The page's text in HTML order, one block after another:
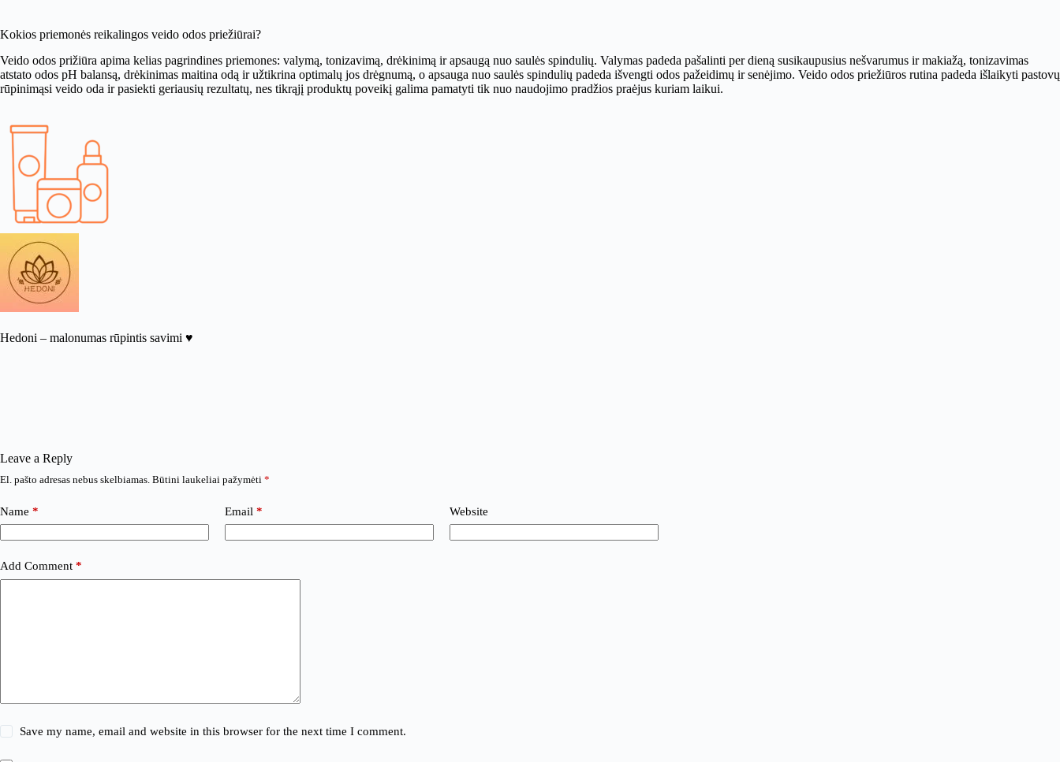
Kokios priemonės reikalingos veido odos priežiūrai?
Veido odos prižiūra apima kelias pagrindines priemones: valymą, tonizavimą, drėkinimą ir apsaugą nuo saulės spindulių. Valymas padeda pašalinti per dieną susikaupusius nešvarumus ir makiažą, tonizavimas
atstato odos pH balansą, drėkinimas maitina odą ir užtikrina optimalų jos drėgnumą, o apsauga nuo saulės spindulių padeda išvengti odos pažeidimų ir senėjimo. Veido odos priežiūros rutina padeda išlaikyti pastovų
rūpinimąsi veido oda ir pasiekti geriausių rezultatų, nes tikrąjį produktų poveikį galima pamatyti tik nuo naudojimo pradžios praėjus kuriam laikui.
Hedoni – malonumas rūpintis savimi ♥
Leave a Reply
El. pašto adresas nebus skelbiamas. Būtini laukeliai pažymėti *
Name * Email * Website
Add Comment *
Save my name, email and website in this browser for the next time I comment.